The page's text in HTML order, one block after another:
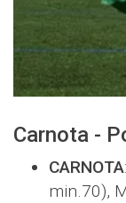
Carnota -
CARNOTA
min.70),